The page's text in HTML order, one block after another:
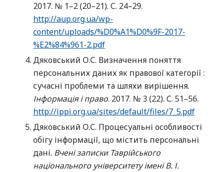
2017. № 1–2 (20–21). С. 24–29.
http://aup.org.ua/wp-
content/uploads/%D0%A1%D0%9F-2017-
%E2%84%961-2.pdf
Дяковський О.С. Визначення поняття
персональних даних як правової категорії :
сучасні проблеми та шляхи вирішення.
Інформація і право. 2017. № 3 (22). С. 51–56.
http://ippi.org.ua/sites/default/files/7_5.pdf
Дяковський О.С. Процесуальні особливості
обігу інформації, що містить персональні
дані. Вчені записки Таврійського
національного університету імені В. І.